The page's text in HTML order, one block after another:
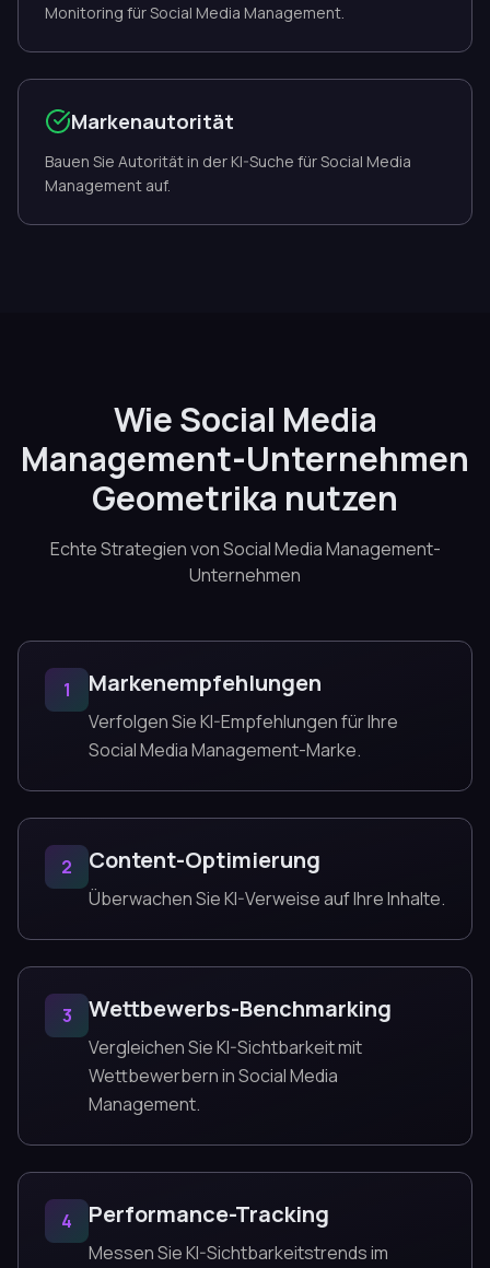
Monitoring für Social Media Management.
Markenautorität
Bauen Sie Autorität in der KI-Suche für Social Media
Management auf.
Wie Social Media
Management-Unternehmen
Geometrika nutzen
Echte Strategien von Social Media Management-
Unternehmen
1 Markenempfehlungen
Verfolgen Sie KI-Empfehlungen für Ihre
Social Media Management-Marke.
2 Content-Optimierung
Überwachen Sie KI-Verweise auf Ihre Inhalte.
3 Wettbewerbs-Benchmarking
Vergleichen Sie KI-Sichtbarkeit mit
Wettbewerbern in Social Media
Management.
4 Performance-Tracking
Messen Sie KI-Sichtbarkeitstrends im